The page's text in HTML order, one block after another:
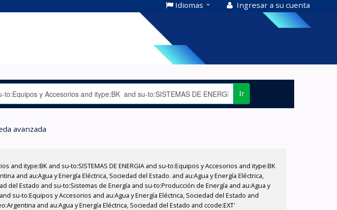
Idiomas Ingresar a su cuenta
Ir
avanzada
itype:BK and su-to:SISTEMAS DE ENERGIA and su-to:Equipos y Accesorios and itype:BK
and au:Agua y Energía Eléctrica, Sociedad del Estado. and au:Agua y Energía Eléctrica,
del Estado and su-to:Sistemas de Energía and su-to:Producción de Energía and au:Agua y
su-to:Equipos y Accesorios and au:Agua y Energía Eléctrica, Sociedad del Estado and
and au:Agua y Energía Eléctrica, Sociedad del Estado and ccode:EXT'